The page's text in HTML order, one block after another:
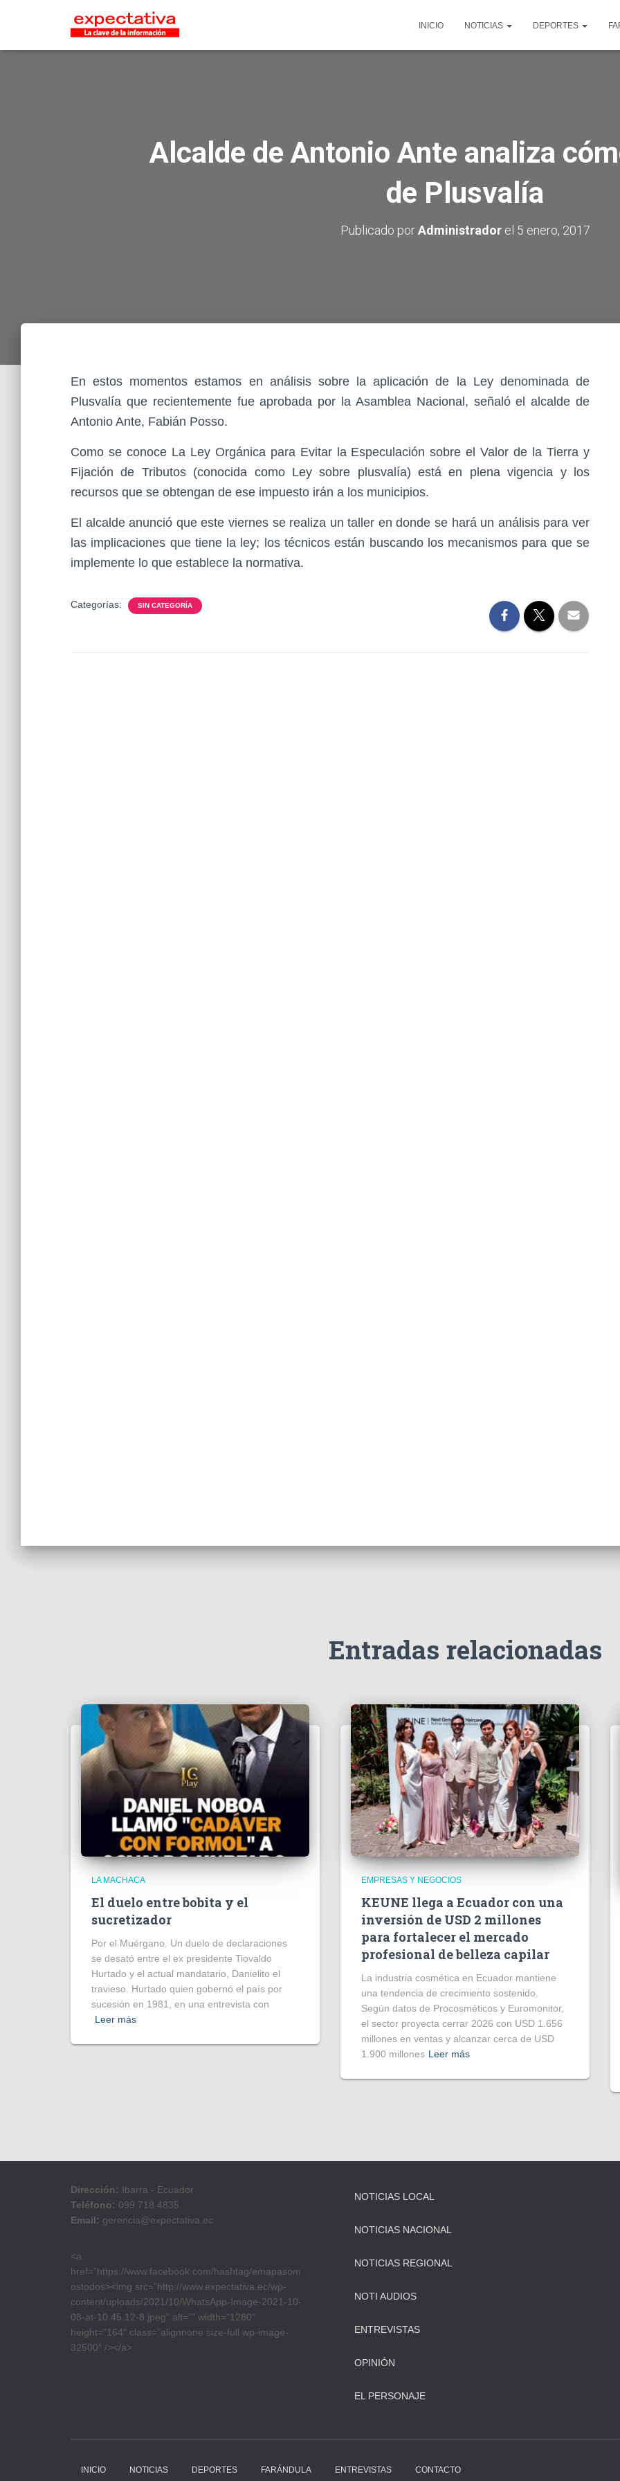
INICIO NOTICIAS DEPORTES
Alcalde de Antonio Ante analiza
de Plusvalía
Publicado porAdministradorel 5 enero, 2017
En estos momentos estamos en análisis sobre la aplicación de la Ley denominada de
Plusvalía que recientemente fue aprobada por la Asamblea Nacional, señaló el alcalde de
Antonio Ante, Fabián Posso.
Como se conoce La Ley Orgánica para Evitar la Especulación sobre el Valor de la Tierra y
Fijación de Tributos (conocida como Ley sobre plusvalía) está en plena vigencia y los
recursos que se obtengan de ese impuesto irán a los municipios.
El alcalde anunció que este viernes se realiza un taller en donde se hará un análisis para ver
las implicaciones que tiene la ley; los técnicos están buscando los mecanismos para que se
implemente lo que establece la normativa.
Categorías: SIN CATEGORÍA
Entradas relacionadas
LA MACHACA
El duelo entre bobita y el
sucretizador
Por el Muérgano. Un duelo de declaraciones
se desató entre el ex presidente Tiovaldo
Hurtado y el actual mandatario, Danielito el
travieso. Hurtado quien gobernó el país por
sucesión en 1981, en una entrevista con
Leer más
EMPRESAS Y NEGOCIOS
KEUNE llega a Ecuador con una
inversión de USD 2 millones
para fortalecer el mercado
profesional de belleza capilar
La industria cosmética en Ecuador mantiene
una tendencia de crecimiento sostenido.
Según datos de Procosméticos y Euromonitor,
el sector proyecta cerrar 2026 con USD 1.656
millones en ventas y alcanzar cerca de USD
1.900 millones Leer más
Dirección: Ibarra - Ecuador
Teléfono: 099 718 4835
Email: gerencia@expectativa.ec
<a
href=”https://www.facebook.com/hashtag/emapasom
ostodos><img src=”http://www.expectativa.ec/wp-
content/uploads/2021/10/WhatsApp-Image-2021-10-
08-at-10.45.12-8.jpeg” alt=”” width=”1280″
height=”164″ class=”alignnone size-full wp-image-
32500″ /></a>
NOTICIAS LOCAL
NOTICIAS NACIONAL
NOTICIAS REGIONAL
NOTI AUDIOS
ENTREVISTAS
OPINIÓN
EL PERSONAJE
INICIO NOTICIAS DEPORTES FARÁNDULA ENTREVISTAS CONTACTO